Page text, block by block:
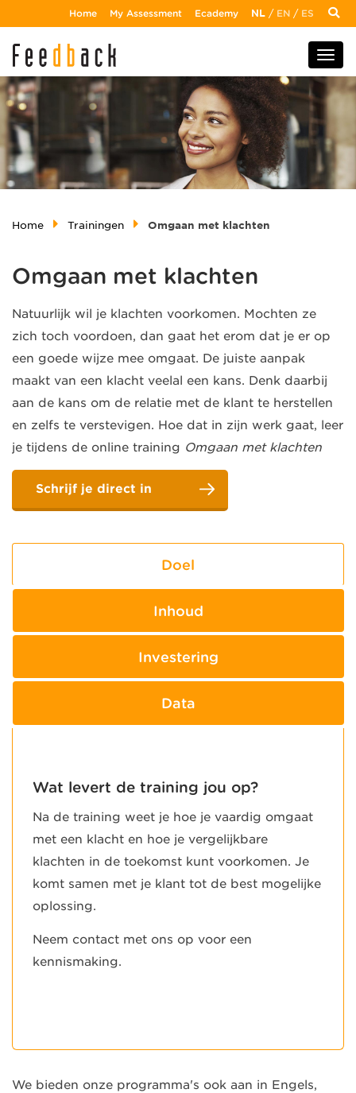
Home My Assessment Ecademy NL / EN / ES
Home Trainingen Omgaan met klachten
Omgaan met klachten
Natuurlijk wil je klachten voorkomen. Mochten ze
zich toch voordoen, dan gaat het erom dat je er op
een goede wijze mee omgaat. De juiste aanpak
maakt van een klacht veelal een kans. Denk daarbij
aan de kans om de relatie met de klant te herstellen
en zelfs te verstevigen. Hoe dat in zijn werk gaat, leer
je tijdens de online training Omgaan met klachten
Schrijf je direct in
Doel
Inhoud
Investering
Data
Wat levert de training jou op?
Na de training weet je hoe je vaardig omgaat
met een klacht en hoe je vergelijkbare
klachten in de toekomst kunt voorkomen. Je
komt samen met je klant tot de best mogelijke
oplossing.
Neem contact met ons op voor een
kennismaking.
We bieden onze programma's ook aan in Engels,